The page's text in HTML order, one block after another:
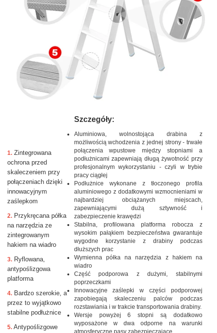
1. Zintegrowana
ochrona przed
skaleczeniem przy
połączeniach dzięki
innowacyjnym
zaślepkom
2. Przykręcana półka
na narzędzia ze
zintegrowanym
hakiem na wiadro
3. Ryflowana,
antypoślizgowa
platforma
4. Bardzo szerokie, a
przez to wyjątkowo
stabilne podłużnice
5. Antypoślizgowe
Szczegóły:
Aluminiowa, wolnostojąca drabina z
możliwością wchodzenia z jednej strony - trwałe
połączenia wpustowe między stopniami a
podłużnicami zapewniają długą żywotność przy
profesjonalnym wykorzystaniu - czyli w trybie
pracy ciągłej
Podłużnice wykonane z tłoczonego profila
aluminiowego z dodatkowymi wzmocnieniami w
najbardziej obciążanych miejscach,
zapewniającymi dużą sztywność i
zabezpieczenie krawędzi
Stabilna, profilowana platforma robocza z
wysokim pałąkiem bezpieczeństwa gwarantuje
wygodne korzystanie z drabiny podczas
dłuższych prac
Wymienna półka na narzędzia z hakiem na
wiadro
Część podporowa z dużymi, stabilnymi
poprzeczkami
Innowacyjne zaślepki w części podporowej
zapobiegają skaleczeniu palców podczas
rozstawiania i w trakcie transportowania drabiny.
Wersje powyżej 6 stopni są dodatkowo
wyposażone w dwa odporne na warunki